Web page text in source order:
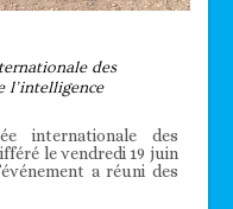
des
l’intelligence
internationale des
le vendredi 19 juin
a réuni des